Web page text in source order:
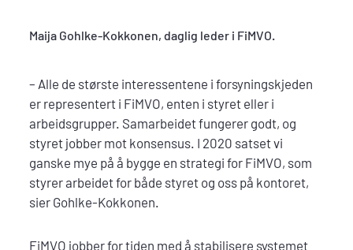
Maija Gohlke-Kokkonen, daglig leder i FiMVO.
– Alle de største interessentene i forsyningskjeden
er representert i FiMVO, enten i styret eller i
arbeidsgrupper. Samarbeidet fungerer godt, og
styret jobber mot konsensus. I 2020 satset vi
ganske mye på å bygge en strategi for FiMVO, som
styrer arbeidet for både styret og oss på kontoret,
sier Gohlke-Kokkonen.
FiMVO jobber for tiden med å stabilisere systemet